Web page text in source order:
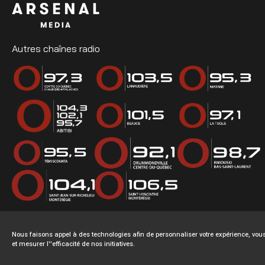
Autres chaînes radio
Nous faisons appel à des technologies afin de personnaliser votre expérience,
et mesurer l''efficacité de nos initiatives.